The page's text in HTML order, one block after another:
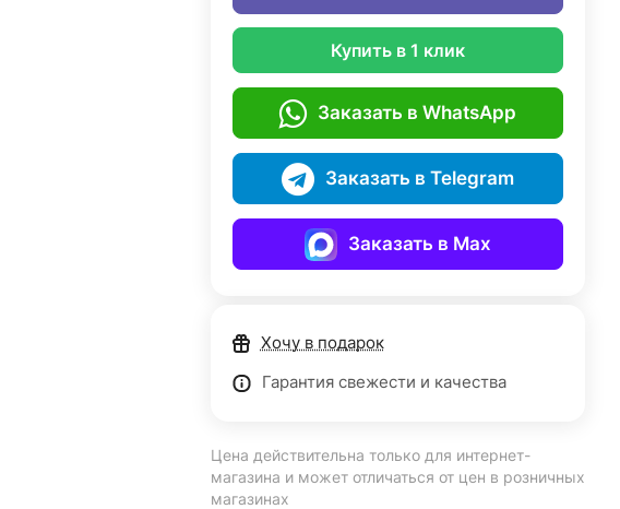
Купить в 1 клик
Заказать в WhatsApp
Заказать в Telegram
Заказать в Max
Хочу в подарок
Гарантия свежести и качества
Цена действительна только для интернет-
магазина и может отличаться от цен в розничных
магазинах